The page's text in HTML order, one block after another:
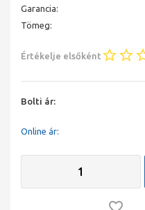
Garancia:
Tömeg:
Értékelje elsőként
Bolti ár:
Online ár: